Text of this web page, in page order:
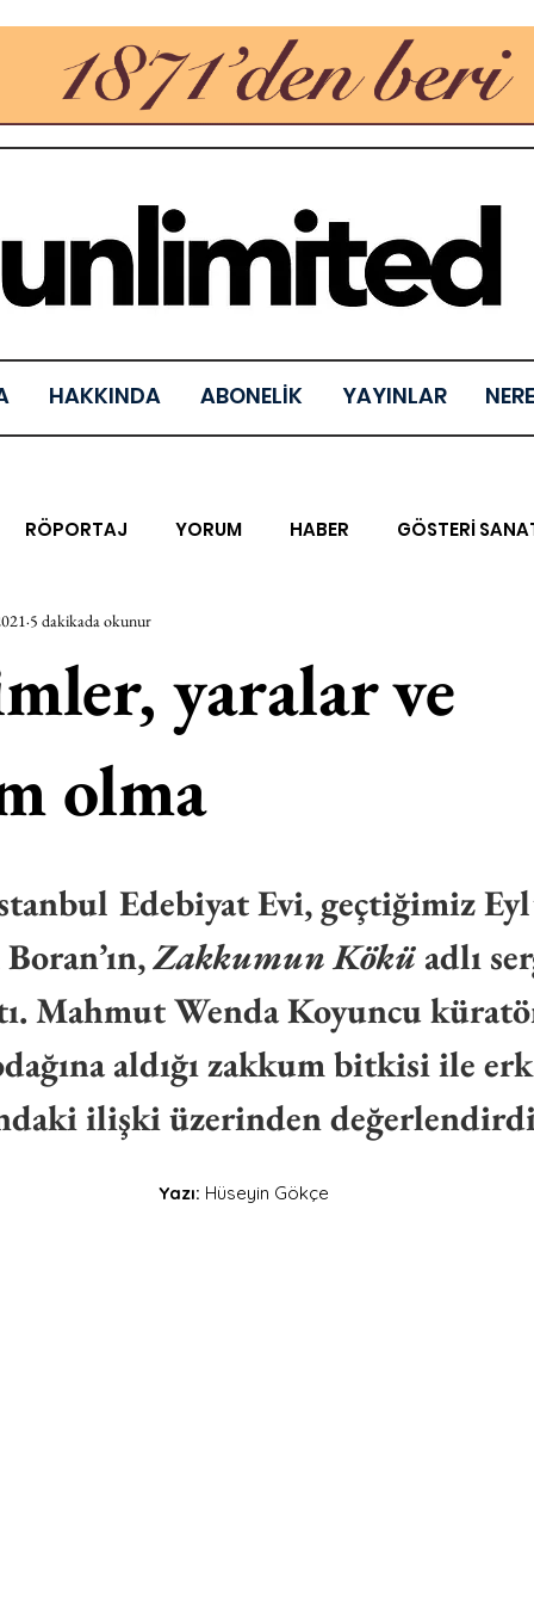
HAKKINDA ABONELİK YAYINLAR
RÖPORTAJ YORUM HABER GÖSTERİ
BİENAL
YEL TOZ PORTRELER ON SORULUK
XXY
SINIRSIZ ZİYARETLER
yaralar ve
olma
5 dakikada okunur
Edebiyat Evi, geçtiğimiz
Zakkumun Kökü adlı
Mahmut Wenda Koyuncu
aldığı zakkum bitkisi ile
ilişki üzerinden
Yazı: Hüseyin Gökçe